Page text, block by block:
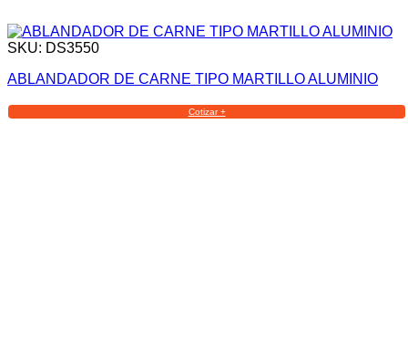
SKU: DS3550
ABLANDADOR DE CARNE TIPO MARTILLO ALUMINIO
Cotizar +